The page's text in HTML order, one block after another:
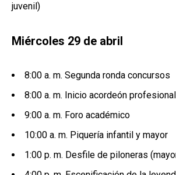
juvenil)
Miércoles 29 de abril
8:00 a. m. Segunda ronda concursos
8:00 a. m. Inicio acordeón profesional
9:00 a. m. Foro académico
10:00 a. m. Piquería infantil y mayor
1:00 p. m. Desfile de piloneras